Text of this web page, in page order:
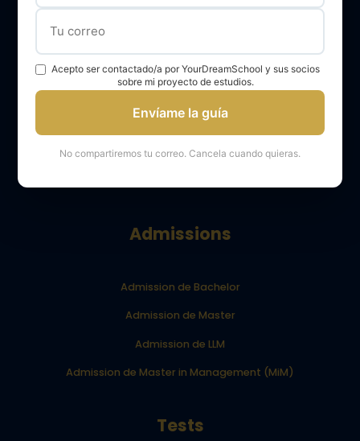
YourDreamSchool, un socio para su éxito
Obtener apoyo
Opiniones de los alumnos de YourDreamSchool
Resultados de los alumnos de YourDreamSchool
Admissions
Admission de Bachelor
Admission de Master
Admission de LLM
Admission de Master in Management (MiM)
Tests
Acepto ser contactado/a por YourDreamSchool y sus socios
sobre mi proyecto de estudios.
Envíame la guía
No compartiremos tu correo. Cancela cuando quieras.